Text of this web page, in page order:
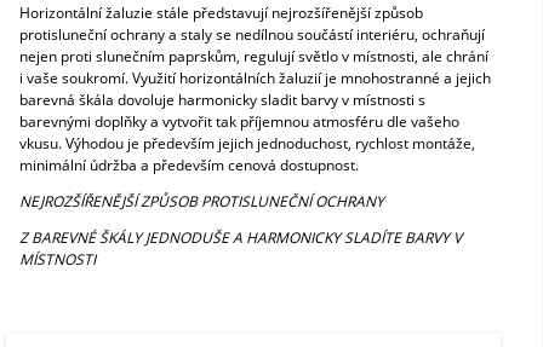
Horizontální žaluzie stále představují nejrozšířenější způsob
protisluneční ochrany a staly se nedílnou součástí interiéru, ochraňují
nejen proti slunečním paprskům, regulují světlo v místnosti, ale chrání
i vaše soukromí. Využití horizontálních žaluzií je mnohostranné a jejich
barevná škála dovoluje harmonicky sladit barvy v místnosti s
barevnými doplňky a vytvořit tak příjemnou atmosféru dle vašeho
vkusu. Výhodou je především jejich jednoduchost, rychlost montáže,
minimální údržba a především cenová dostupnost.
NEJROZŠÍŘENĚJŠÍ ZPŮSOB PROTISLUNEČNÍ OCHRANY
Z BAREVNÉ ŠKÁLY JEDNODUŠE A HARMONICKY SLADÍTE BARVY V
MÍSTNOSTI